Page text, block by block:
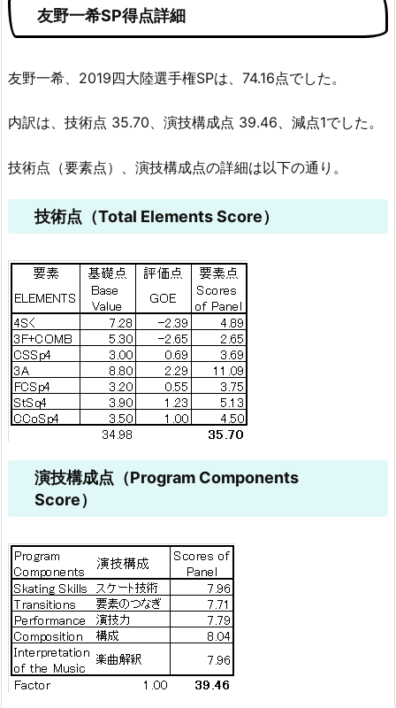
友野一希SP得点詳細
友野一希、2019四大陸選手権SPは、74.16点でした。
内訳は、技術点 35.70、演技構成点 39.46、減点1でした。
技術点（要素点）、演技構成点の詳細は以下の通り。
技術点（Total Elements Score）
演技構成点（Program Components
Score）